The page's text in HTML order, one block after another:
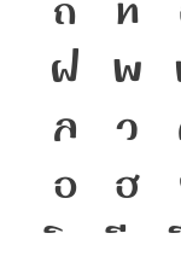
ฝ พ
ล ว
อ ฮ